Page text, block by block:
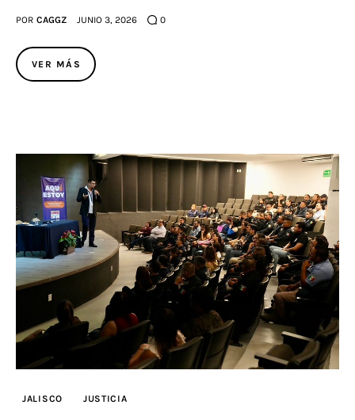
POR CAGGZ JUNIO 3, 2026 0
VER MÁS
JALISCO JUSTICIA